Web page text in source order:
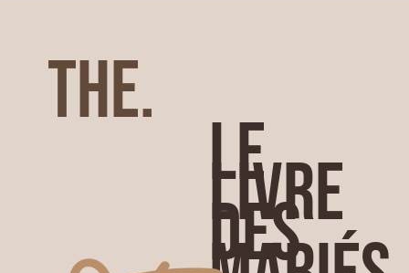
LE
LIVRE
DES
THE.